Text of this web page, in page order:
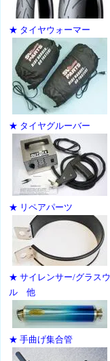
★ タイヤウォーマー
★ タイヤグルーバー
★ リペアパーツ
★ サイレンサー/グラス
ル 他
★ 手曲げ集合管